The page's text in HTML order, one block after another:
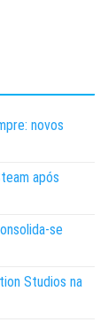
novos
após
se
Studios na